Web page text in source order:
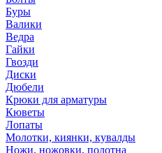
Буры
Валики
Ведра
Гайки
Гвозди
Диски
Дюбели
Крюки для арматуры
Кюветы
Лопаты
Молотки, киянки, кувалды
Ножи, ножовки, полотна